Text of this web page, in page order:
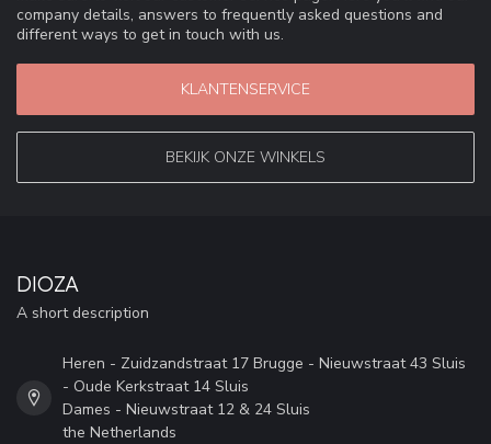
company details, answers to frequently asked questions and
different ways to get in touch with us.
KLANTENSERVICE
BEKIJK ONZE WINKELS
DIOZA
A short description
Heren - Zuidzandstraat 17 Brugge - Nieuwstraat 43 Sluis
- Oude Kerkstraat 14 Sluis
Dames - Nieuwstraat 12 & 24 Sluis
the Netherlands